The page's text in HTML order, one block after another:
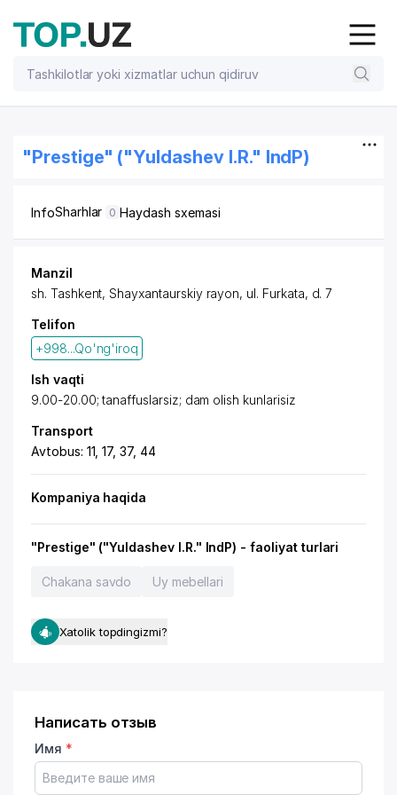
"Prestige" ("Yuldashev I.R." IndP)
InfoSharhlar 0 Haydash sxemasi
Manzil
sh. Tashkent,Shayxantaurskiy rayon, ul. Furkata, d. 7
Telifon
+998...Qo'ng'iroq
Ish vaqti
9.00-20.00; tanaffuslarsiz; dam olish kunlarisiz
Transport
Avtobus: 11, 17, 37, 44
Kompaniya haqida
"Prestige" ("Yuldashev I.R." IndP) - faoliyat turlari
Chakana savdo Uy mebellari
Xatolik topdingizmi?
Написать отзыв
Имя *